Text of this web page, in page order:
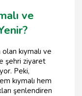
ve
kıymalı ve
şehri ziyaret
Peki,
kıymalı hem
şenlendiren